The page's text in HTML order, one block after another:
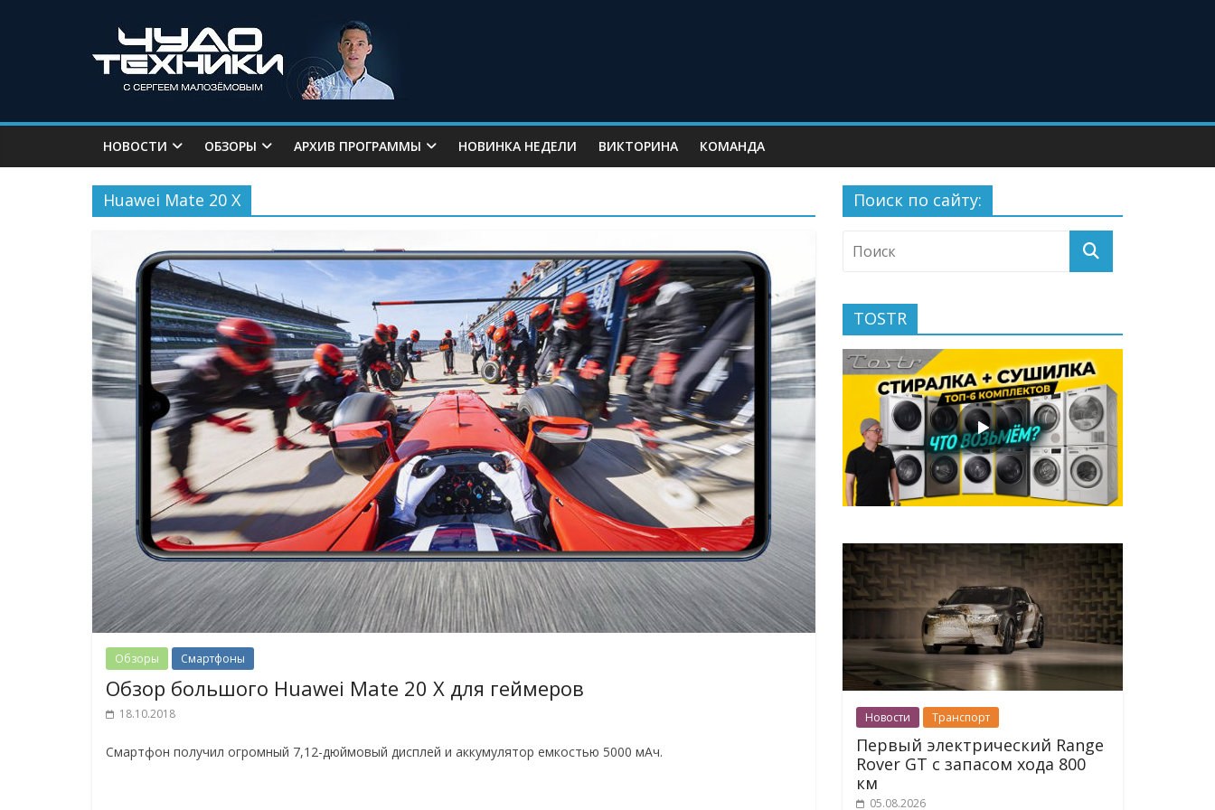
НОВОСТИ ОБЗОРЫ АРХИВ ПРОГРАММЫ НОВИНКА НЕДЕЛИ ВИКТОРИНА КОМАНДА
Huawei Mate 20 X
Обзоры Смартфоны
Обзор большого Huawei Mate 20 X для геймеров
18.10.2018
Смартфон получил огромный 7,12-дюймовый дисплей и аккумулятор емкостью 5000 мАч.
Поиск по сайту:
TOSTR
Новости Транспорт
Первый электрический Range
Rover GT с запасом хода 800
км
05.08.2026